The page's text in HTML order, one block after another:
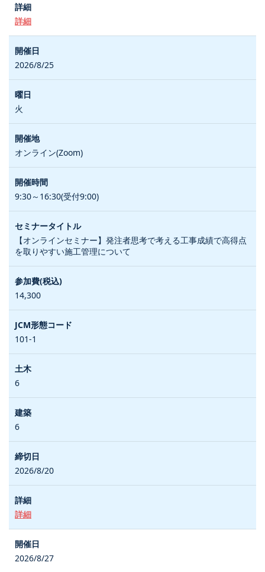
詳細
2026/8/25
火
オンライン(Zoom)
9:30～16:30(受付9:00)
【オンラインセミナー】発注者思考で考える工事成績で高得点
を取りやすい施工管理について
14,300
101-1
6
6
2026/8/20
詳細
2026/8/27